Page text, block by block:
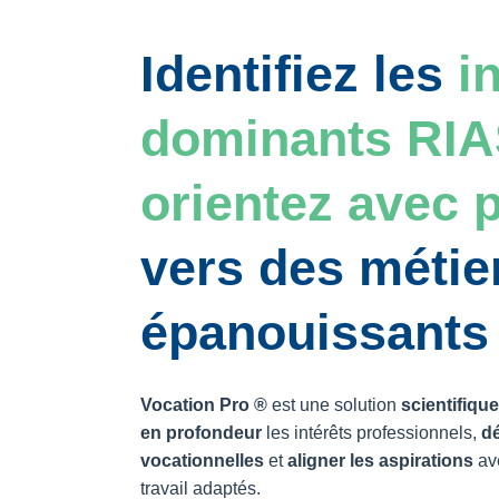
Identifiez les
dominants
orientez avec
vers des
épanouissants
Vocation Pro ® est une solution
en profondeur les intérêts professionnels,
vocationnelles etaligner les aspirations
travail adaptés.